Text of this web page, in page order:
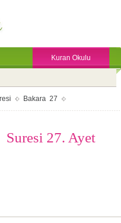
Kuran Okulu
Bakara 27
27. Ayet